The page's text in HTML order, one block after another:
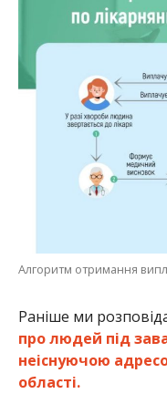
Алгоритм отримання
Раніше ми
про людей під
неіснуючою
області.